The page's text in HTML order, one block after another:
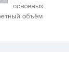
основных
объём